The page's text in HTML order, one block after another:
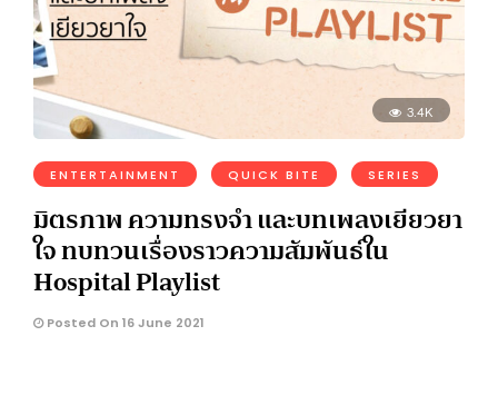
3.4K
ENTERTAINMENT QUICK BITE SERIES
มิตรภาพ ความทรงจำ และบทเพลงเยียวยา
ใจ ทบทวนเรื่องราวความสัมพันธ์ใน
Hospital Playlist
Posted On 16 June 2021